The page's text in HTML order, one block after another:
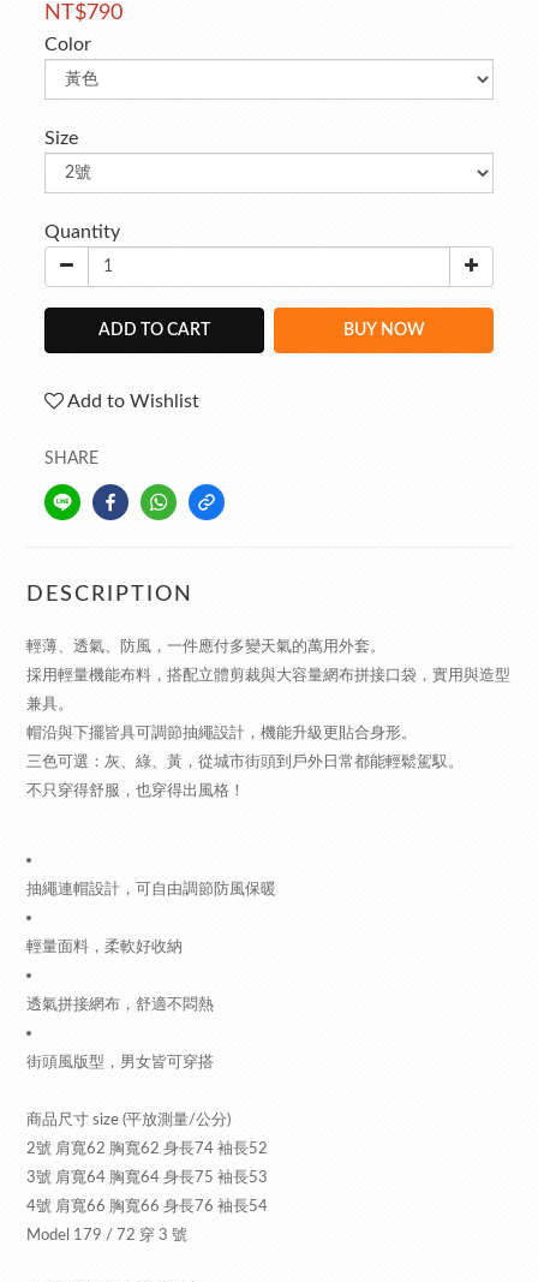
NT$790
Color
Size
Quantity
ADD TO CART BUY NOW
Add to Wishlist
SHARE
DESCRIPTION
輕薄、透氣、防風，一件應付多變天氣的萬用外套。
採用輕量機能布料，搭配立體剪裁與大容量網布拼接口袋，實用與造型
兼具。
帽沿與下擺皆具可調節抽繩設計，機能升級更貼合身形。
三色可選：灰、綠、黃，從城市街頭到戶外日常都能輕鬆駕馭。
不只穿得舒服，也穿得出風格！
抽繩連帽設計，可自由調節防風保暖
輕量面料，柔軟好收納
透氣拼接網布，舒適不悶熱
街頭風版型，男女皆可穿搭
商品尺寸 size (平放測量/公分)
2號 肩寬62 胸寬62 身長74 袖長52
3號 肩寬64 胸寬64 身長75 袖長53
4號 肩寬66 胸寬66 身長76 袖長54
Model 179 / 72 穿 3 號